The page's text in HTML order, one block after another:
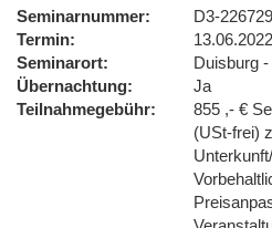
Seminarnummer
D3-
Termin
Seminarort
Duisburg
Übernachtung
Ja
Teilnahmegebühr
855 ,- €
(USt-frei)